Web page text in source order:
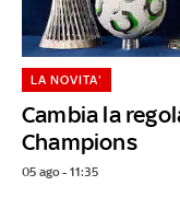
Cambia la
Champions
LA NOVITA'
05 ago - 11:35